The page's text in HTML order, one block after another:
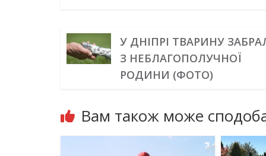
У ДНІПРІ ТВАРИНУ
З НЕБЛАГОПОЛУЧНОЇ
РОДИНИ (ФОТО)
Вам також може